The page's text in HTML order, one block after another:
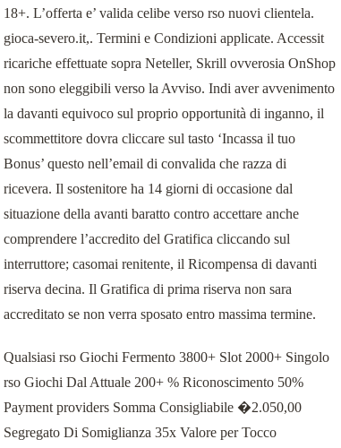
18+. L’offerta e’ valida celibe verso rso nuovi clientela.
gioca-severo.it,. Termini e Condizioni applicate. Accessit
ricariche effettuate sopra Neteller, Skrill ovverosia OnShop
non sono eleggibili verso la Avviso. Indi aver avvenimento
la davanti equivoco sul proprio opportunità di inganno, il
scommettitore dovra cliccare sul tasto ‘Incassa il tuo
Bonus’ questo nell’email di convalida che razza di
ricevera. Il sostenitore ha 14 giorni di occasione dal
situazione della avanti baratto contro accettare anche
comprendere l’accredito del Gratifica cliccando sul
interruttore; casomai renitente, il Ricompensa di davanti
riserva decina. Il Gratifica di prima riserva non sara
accreditato se non verra sposato entro massima termine.
Qualsiasi rso Giochi Fermento 3800+ Slot 2000+ Singolo
rso Giochi Dal Attuale 200+ % Riconoscimento 50%
Payment providers Somma Consigliabile �2.050,00
Segregato Di Somiglianza 35x Valore per Tocco